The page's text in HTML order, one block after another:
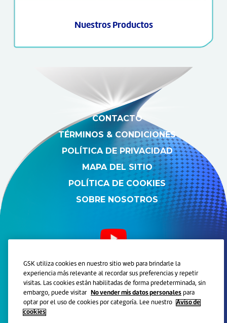
Nuestros Productos
CONTACTO
TÉRMINOS & CONDICIONES
POLÍTICA DE PRIVACIDAD
MAPA DEL SITIO
POLÍTICA DE COOKIES
SOBRE NOSOTROS
© 2021 Grupo de compañias GSK. Todos los derechos
reservados.
Marcas registradas son propiedad o licenciadas por GSK.
Este sitio está orientado a personas físicas residentes en Chile.
Lea atentamente las instrucciones de uso. Ante la menor duda
consulte con su odontólogo y/o farmacéutico o llame
GSK utiliza cookies en nuestro sitio web para brindarle la
experiencia más relevante al recordar sus preferencias y repetir
visitas. Las cookies están habilitadas de forma predeterminada, sin
embargo, puede visitar
No vender mis datos personales para
optar por el uso de cookies por categoría. Lee nuestro
Aviso de
cookies